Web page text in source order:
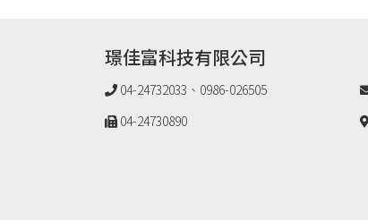
璟佳富科技有限公司
04-24732033、0986-026505
04-24730890